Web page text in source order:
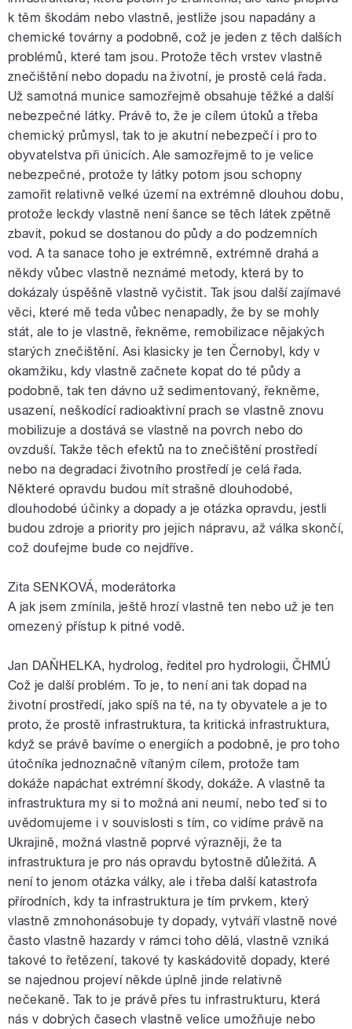
k těm škodám nebo vlastně, jestliže jsou napadány a
chemické továrny a podobně, což je jeden z těch dalších
problémů, které tam jsou. Protože těch vrstev vlastně
znečištění nebo dopadu na životní, je prostě celá řada.
Už samotná munice samozřejmě obsahuje těžké a další
nebezpečné látky. Právě to, že je cílem útoků a třeba
chemický průmysl, tak to je akutní nebezpečí i pro to
obyvatelstva při únicích. Ale samozřejmě to je velice
nebezpečné, protože ty látky potom jsou schopny
zamořit relativně velké území na extrémně dlouhou dobu,
protože leckdy vlastně není šance se těch látek zpětně
zbavit, pokud se dostanou do půdy a do podzemních
vod. A ta sanace toho je extrémně, extrémně drahá a
někdy vůbec vlastně neznámé metody, která by to
dokázaly úspěšně vlastně vyčistit. Tak jsou další zajímavé
věci, které mě teda vůbec nenapadly, že by se mohly
stát, ale to je vlastně, řekněme, remobilizace nějakých
starých znečištění. Asi klasicky je ten Černobyl, kdy v
okamžiku, kdy vlastně začnete kopat do té půdy a
podobně, tak ten dávno už sedimentovaný, řekněme,
usazení, neškodící radioaktivní prach se vlastně znovu
mobilizuje a dostává se vlastně na povrch nebo do
ovzduší. Takže těch efektů na to znečištění prostředí
nebo na degradaci životního prostředí je celá řada.
Některé opravdu budou mít strašně dlouhodobé,
dlouhodobé účinky a dopady a je otázka opravdu, jestli
budou zdroje a priority pro jejich nápravu, až válka skončí,
což doufejme bude co nejdříve.
Zita SENKOVÁ, moderátorka
A jak jsem zmínila, ještě hrozí vlastně ten nebo už je ten
omezený přístup k pitné vodě.
Jan DAŇHELKA, hydrolog, ředitel pro hydrologii, ČHMÚ
Což je další problém. To je, to není ani tak dopad na
životní prostředí, jako spíš na té, na ty obyvatele a je to
proto, že prostě infrastruktura, ta kritická infrastruktura,
když se právě bavíme o energiích a podobně, je pro toho
útočníka jednoznačně vítaným cílem, protože tam
dokáže napáchat extrémní škody, dokáže. A vlastně ta
infrastruktura my si to možná ani neumí, nebo teď si to
uvědomujeme i v souvislosti s tím, co vidíme právě na
Ukrajině, možná vlastně poprvé výrazněji, že ta
infrastruktura je pro nás opravdu bytostně důležitá. A
není to jenom otázka války, ale i třeba další katastrofa
přírodních, kdy ta infrastruktura je tím prvkem, který
vlastně zmnohonásobuje ty dopady, vytváří vlastně nové
často vlastně hazardy v rámci toho dělá, vlastně vzniká
takové to řetězení, takové ty kaskádovitě dopady, které
se najednou projeví někde úplně jinde relativně
nečekaně. Tak to je právě přes tu infrastrukturu, která
nás v dobrých časech vlastně velice umožňuje nebo